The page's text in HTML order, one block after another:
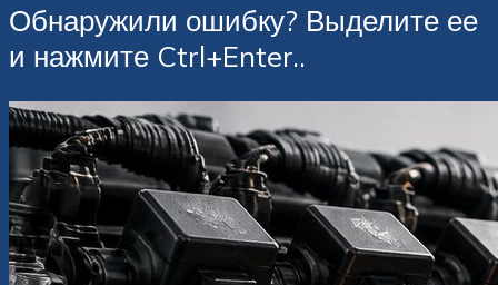
Обнаружили ошибку? Выделите ее
и нажмите Ctrl+Enter..